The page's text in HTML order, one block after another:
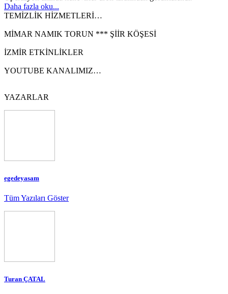
Daha fazla oku...
TEMİZLİK HİZMETLERİ…
MİMAR NAMIK TORUN *** ŞİİR KÖŞESİ
İZMİR ETKİNLİKLER
YOUTUBE KANALIMIZ…
YAZARLAR
egedeyasam
Tüm Yazıları Göster
Turan ÇATAL